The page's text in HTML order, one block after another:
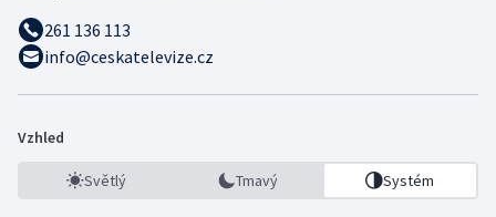
261 136 113
info@ceskatelevize.cz
Vzhled
Světlý Tmavý Systém